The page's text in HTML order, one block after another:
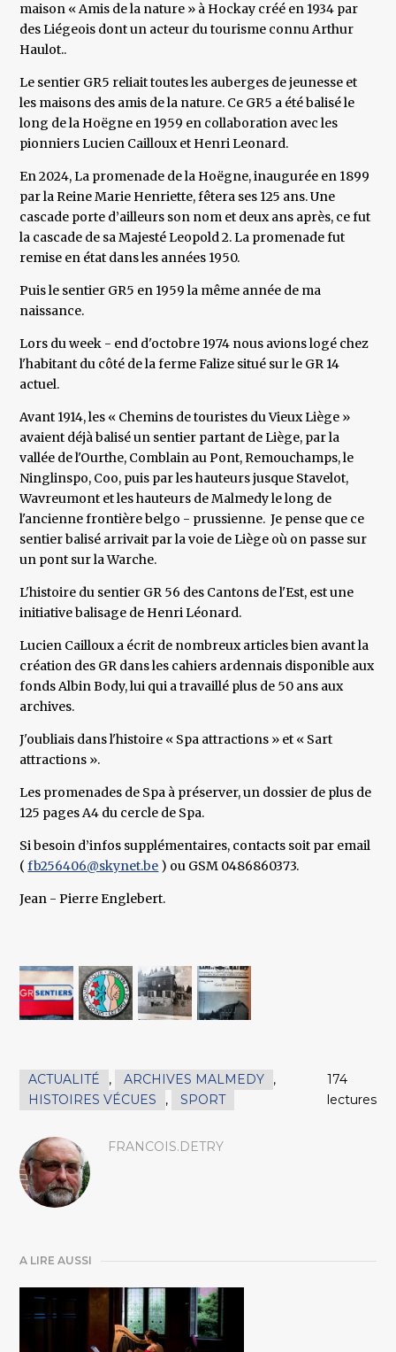
maison « Amis de la nature » à Hockay créé en 1934 par
des Liégeois dont un acteur du tourisme connu Arthur
Haulot..
Le sentier GR5 reliait toutes les auberges de jeunesse et
les maisons des amis de la nature. Ce GR5 a été balisé le
long de la Hoëgne en 1959 en collaboration avec les
pionniers Lucien Cailloux et Henri Leonard.
En 2024, La promenade de la Hoëgne, inaugurée en 1899
par la Reine Marie Henriette, fêtera ses 125 ans. Une
cascade porte d’ailleurs son nom et deux ans après, ce fut
la cascade de sa Majesté Leopold 2. La promenade fut
remise en état dans les années 1950.
Puis le sentier GR5 en 1959 la même année de ma
naissance.
Lors du week - end d'octobre 1974 nous avions logé chez
l'habitant du côté de la ferme Falize situé sur le GR 14
actuel.
Avant 1914, les « Chemins de touristes du Vieux Liège »
avaient déjà balisé un sentier partant de Liège, par la
vallée de l'Ourthe, Comblain au Pont, Remouchamps, le
Ninglinspo, Coo, puis par les hauteurs jusque Stavelot,
Wavreumont et les hauteurs de Malmedy le long de
l'ancienne frontière belgo - prussienne. Je pense que ce
sentier balisé arrivait par la voie de Liège où on passe sur
un pont sur la Warche.
L'histoire du sentier GR 56 des Cantons de l'Est, est une
initiative balisage de Henri Léonard.
Lucien Cailloux a écrit de nombreux articles bien avant la
création des GR dans les cahiers ardennais disponible aux
fonds Albin Body, lui qui a travaillé plus de 50 ans aux
archives.
J'oubliais dans l'histoire « Spa attractions » et « Sart
attractions ».
Les promenades de Spa à préserver, un dossier de plus de
125 pages A4 du cercle de Spa.
Si besoin d’infos supplémentaires, contacts soit par email
(fb256406@skynet.be ) ou GSM 0486860373.
Jean - Pierre Englebert.
ACTUALITÉ , ARCHIVES MALMEDY
,
HISTOIRES VÉCUES
, SPORT
174
lectures
FRANCOIS.DETRY
A LIRE AUSSI